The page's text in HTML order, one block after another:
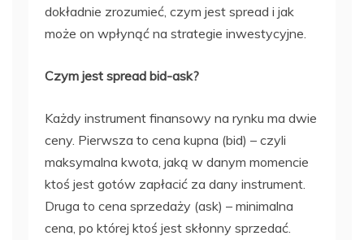
dokładnie zrozumieć, czym jest spread i jak
może on wpłynąć na strategie inwestycyjne.
Czym jest spread bid-ask?
Każdy instrument finansowy na rynku ma dwie
ceny. Pierwsza to cena kupna (bid) – czyli
maksymalna kwota, jaką w danym momencie
ktoś jest gotów zapłacić za dany instrument.
Druga to cena sprzedaży (ask) – minimalna
cena, po której ktoś jest skłonny sprzedać.